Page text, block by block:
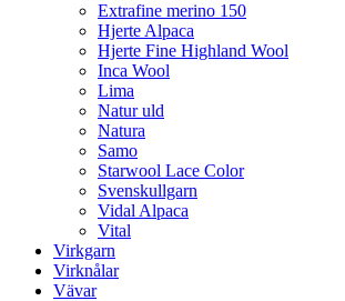
Extrafine merino 150
Hjerte Alpaca
Hjerte Fine Highland Wool
Inca Wool
Lima
Natur uld
Natura
Samo
Starwool Lace Color
Svenskullgarn
Vidal Alpaca
Vital
Virkgarn
Virknålar
Vävar